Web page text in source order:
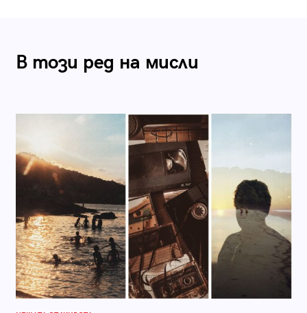
В този ред на мисли